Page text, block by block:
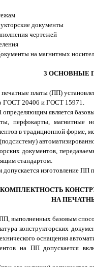
документы
чертежей
на магнитных
3 ОСНОВНЫЕ
платы (ПП)
ГОСТ 20406 и ГОСТ 15971.
является
перфокарты, магнитные
в традиционной форме,
документов,
стандартом.
изготовление
КОМПЛЕКТНОСТЬ
НА
выполненных базовым
конструкторских
оснащения
на ПП допускается